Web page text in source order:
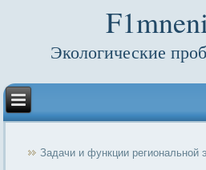
Экологические
Задачи и функции региональной